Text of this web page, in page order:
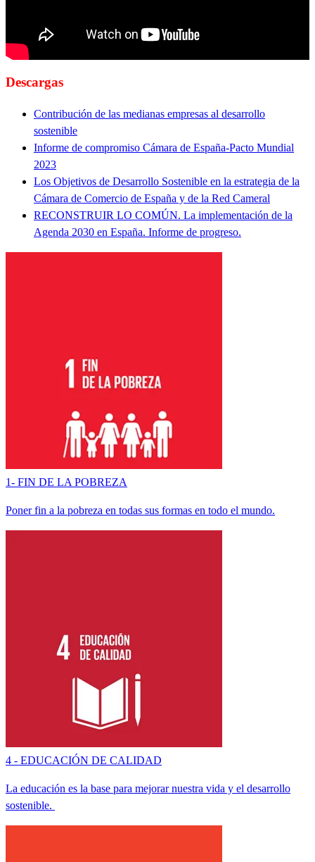
Descargas
Contribución de las medianas empresas al desarrollo
sostenible
Informe de compromiso Cámara de España-Pacto Mundial
2023
Los Objetivos de Desarrollo Sostenible en la estrategia de la
Cámara de Comercio de España y de la Red Cameral
RECONSTRUIR LO COMÚN. La implementación de la
Agenda 2030 en España. Informe de progreso.
1- FIN DE LA POBREZA
Poner fin a la pobreza en todas sus formas en todo el mundo.
4 - EDUCACIÓN DE CALIDAD
La educación es la base para mejorar nuestra vida y el desarrollo
sostenible.